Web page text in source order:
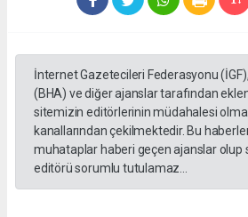
İnternet Gazetecileri Federasyonu
(BHA) ve diğer ajanslar tarafından
sitemizin editörlerinin müdahalesi
kanallarından çekilmektedir. Bu
muhataplar haberi geçen ajanslar olup
editörü sorumlu tutulamaz...